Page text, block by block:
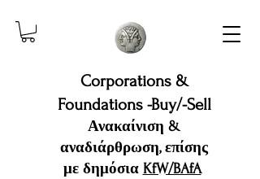
Corporations &
Foundations -Buy/-Sell
Ανακαίνιση &
αναδιάρθρωση, επίσης
με δημόσια KfW/BAfA